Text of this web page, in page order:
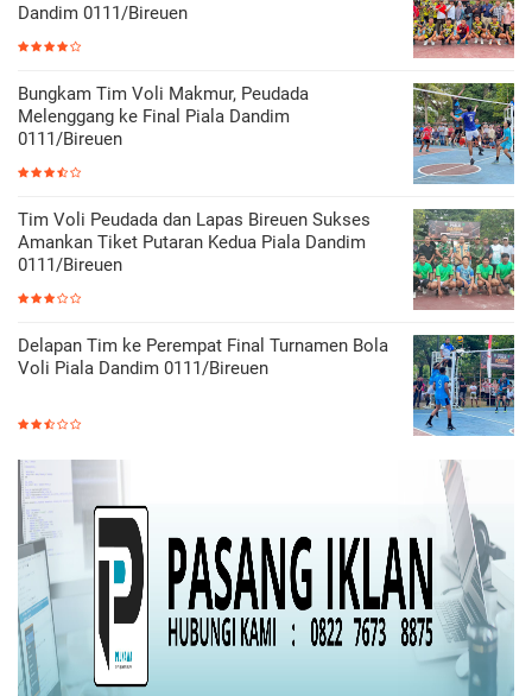
Dandim 0111/Bireuen
Bungkam Tim Voli Makmur, Peudada
Melenggang ke Final Piala Dandim
0111/Bireuen
Tim Voli Peudada dan Lapas Bireuen Sukses
Amankan Tiket Putaran Kedua Piala Dandim
0111/Bireuen
Delapan Tim ke Perempat Final Turnamen Bola
Voli Piala Dandim 0111/Bireuen